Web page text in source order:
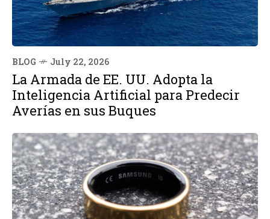
BLOG July 22, 2026
La Armada de EE. UU. Adopta la
Inteligencia Artificial para Predecir
Averías en sus Buques